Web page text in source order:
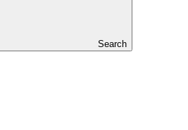
Search